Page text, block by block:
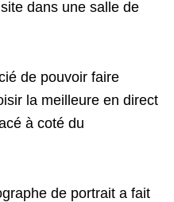
dans une salle de
de pouvoir faire
la meilleure en direct
à coté du
de portrait a fait